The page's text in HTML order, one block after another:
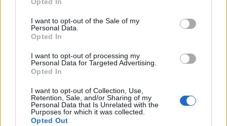
use your data for below specified purposes in below Google
consent section.
I want to opt-out of the Sale of my
Personal Data.
Opted In
I want to opt-out of processing my
Personal Data for Targeted Advertising.
Opted In
I want to opt-out of Collection, Use,
Retention, Sale, and/or Sharing of my
Personal Data that Is Unrelated with the
Purposes for which it was collected.
Opted Out
Για να προσθέσεις το σχόλιο
στο my gazzetta!